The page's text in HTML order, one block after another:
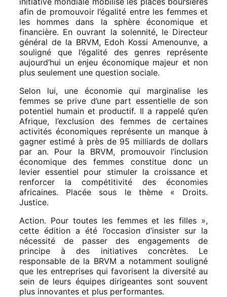
afin de promouvoir l’égalité entre les femmes et
les hommes dans la sphère économique et
financière. En ouvrant la solennité, le Directeur
général de la BRVM, Edoh Kossi Amenounve, a
souligné que l’égalité des genres représente
aujourd’hui un enjeu économique majeur et non
plus seulement une question sociale.
Selon lui, une économie qui marginalise les
femmes se prive d’une part essentielle de son
potentiel humain et productif. Il a rappelé qu’en
Afrique, l’exclusion des femmes de certaines
activités économiques représente un manque à
gagner estimé à près de 95 milliards de dollars
par an. Pour la BRVM, promouvoir l’inclusion
économique des femmes constitue donc un
levier essentiel pour stimuler la croissance et
renforcer la compétitivité des économies
africaines. Placée sous le thème « Droits.
Justice.
Action. Pour toutes les femmes et les filles »,
cette édition a été l’occasion d’insister sur la
nécessité de passer des engagements de
principe à des initiatives concrètes. Le
responsable de la BRVM a notamment souligné
que les entreprises qui favorisent la diversité au
sein de leurs équipes dirigeantes sont souvent
plus innovantes et plus performantes.